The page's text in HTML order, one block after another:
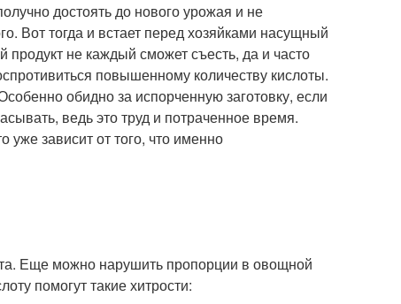
достоять до нового урожая и не
Вот тогда и встает перед хозяйками насущный
продукт не каждый сможет съесть, да и часто
повышенному количеству кислоты.
обидно за испорченную заготовку, если
ведь это труд и потраченное время.
уже зависит от того, что именно
Еще можно нарушить пропорции в овощной
помогут такие хитрости: